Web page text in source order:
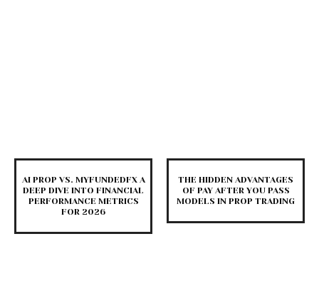
AI PROP VS. MYFUNDEDFX A
DEEP DIVE INTO FINANCIAL
PERFORMANCE METRICS
FOR 2026
THE HIDDEN ADVANTAGES
OF PAY AFTER YOU PASS
MODELS IN PROP TRADING